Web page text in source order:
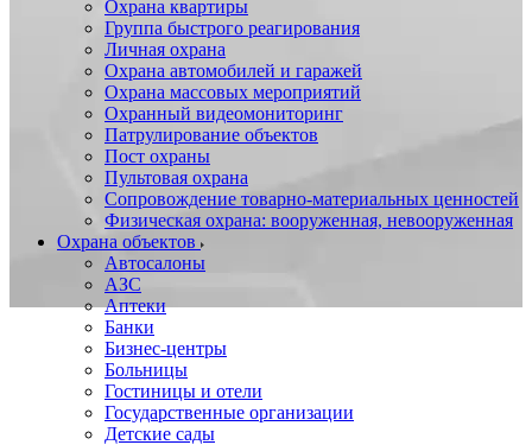
Охрана квартиры
Группа быстрого реагирования
Личная охрана
Охрана автомобилей и гаражей
Охрана массовых мероприятий
Охранный видеомониторинг
Патрулирование объектов
Пост охраны
Пультовая охрана
Сопровождение товарно-материальных ценностей
Физическая охрана: вооруженная, невооруженная
Охрана объектов
Автосалоны
АЗС
Аптеки
Банки
Бизнес-центры
Больницы
Гостиницы и отели
Государственные организации
Детские сады